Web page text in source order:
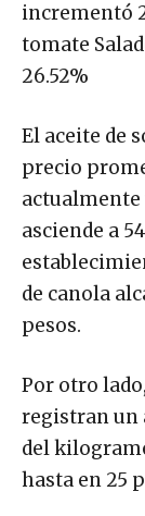
incrementó
tomate
26.52%
El aceite de
precio
asciende a
de canola
pesos.
Por otro
registran un
del
hasta en 25